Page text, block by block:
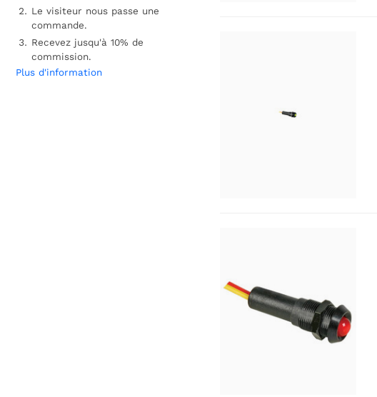
Le visiteur nous passe une
commande.
Recevez jusqu'à 10% de
commission.
Plus d'information